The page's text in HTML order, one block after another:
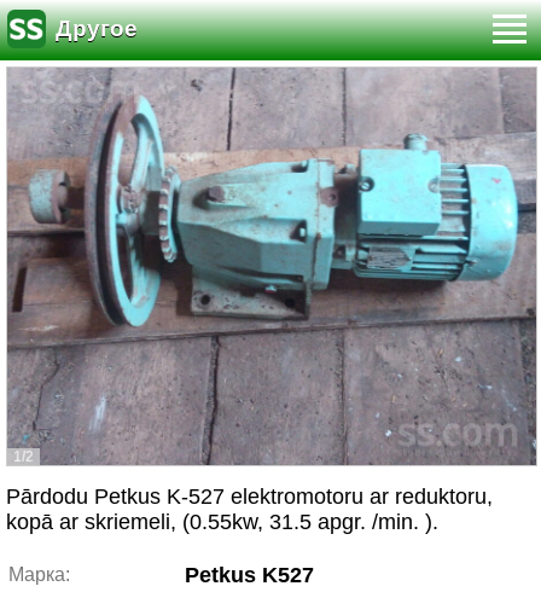
Другое
1/2
Pārdodu Petkus K-527 elektromotoru ar reduktoru,
kopā ar skriemeli, (0.55kw, 31.5 apgr. /min. ).
Марка: Petkus K527